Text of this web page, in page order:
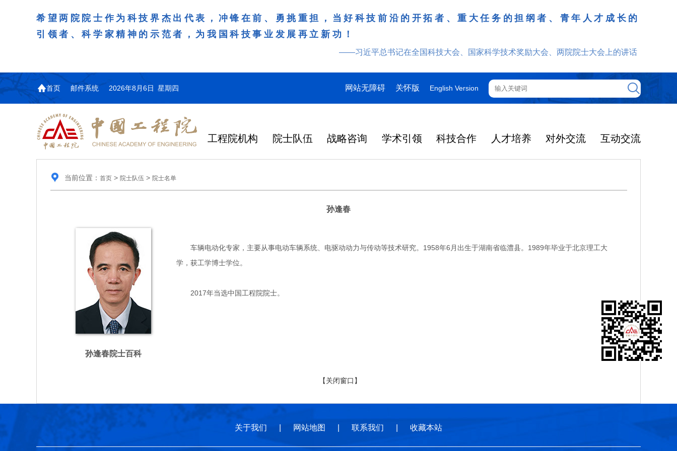
希望两院院士作为科技界杰出代表，冲锋在前、勇挑重担，当好科技前沿的开拓者、重大任务的担纲者、青年人才成长的
引领者、科学家精神的示范者，为我国科技事业发展再立新功！
——习近平总书记在全国科技大会、国家科学技术奖励大会、两院院士大会上的讲话
首页 邮件系统 2026年8月6日 星期四 网站无障碍 关怀版 English Version
工程院机构 院士队伍 战略咨询 学术引领 科技合作 人才培养 对外交流 互动交流
当前位置： 首页> 院士队伍 > 院士名单
孙逢春
孙逢春院士百科
车辆电动化专家，主要从事电动车辆系统、电驱动动力与传动等技术研究。1958年6月出生于湖南省临澧县。1989年毕业于北京理工大
学，获工学博士学位。
2017年当选中国工程院院士。
【关闭窗口】
关于我们 网站地图 联系我们 收藏本站